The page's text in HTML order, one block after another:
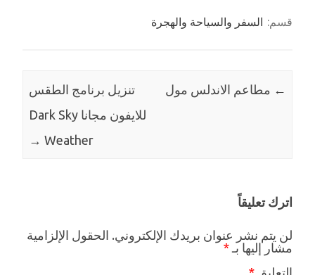
قسم: السفر والسياحة والهجرة
← مطاعم الاندلس مول
تنزيل برنامج الطقس
للايفون مجانا Dark Sky
Weather
→
اترك تعليقاً
لن يتم نشر عنوان بريدك الإلكتروني. الحقول الإلزامية
مشار إليها بـ *
التعليق *